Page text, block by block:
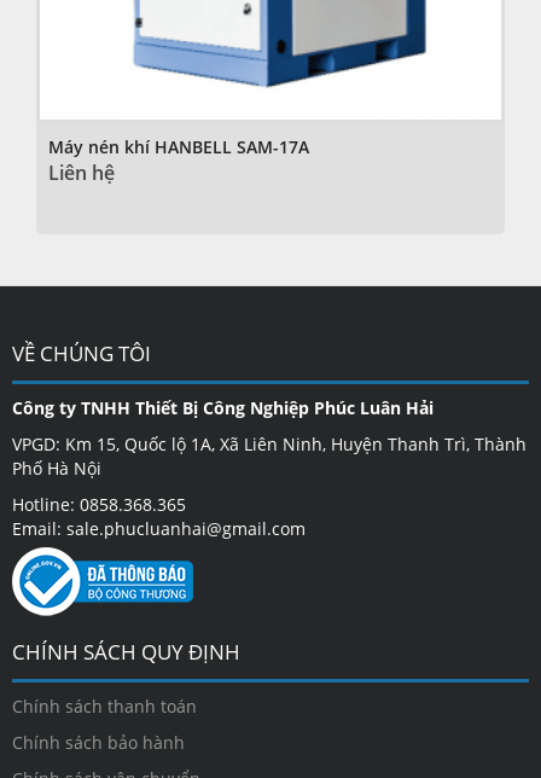
Máy nén khí HANBELL SAM-17A
Liên hệ
VỀ CHÚNG TÔI
Công ty TNHH Thiết Bị Công Nghiệp Phúc Luân Hải
VPGD: Km 15, Quốc lộ 1A, Xã Liên Ninh, Huyện Thanh Trì, Thành
Phố Hà Nội
Hotline: 0858.368.365
Email: sale.phucluanhai@gmail.com
CHÍNH SÁCH QUY ĐỊNH
Chính sách thanh toán
Chính sách bảo hành